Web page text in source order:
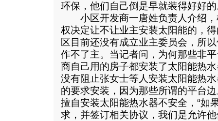
环保，他们自己倒是早就装得好好的
小区开发商一唐姓负责人介绍，
权决定让不让业主安装太阳能的，
区目前还没有成立业主委员会，所
作不了主。当记者问，为何那些非
商自己用的房子都安装了太阳能热
没有阻止张女士等人安装太阳能热
的要求安装，因为那些所谓的平台
擅自安装太阳能热水器不安全，“如
求，并签订相关协议，我们是允许